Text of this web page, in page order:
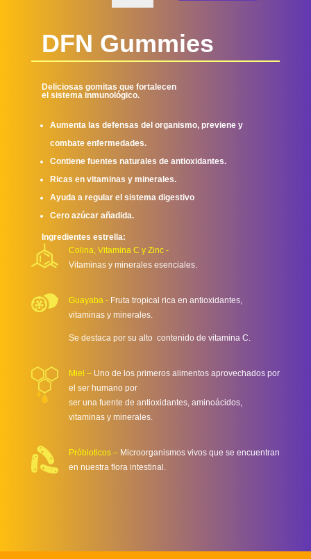
DFN Gummies
Deliciosas gomitas que fortalecen
el sistema inmunológico.
Aumenta las defensas del organismo, previene y
combate enfermedades.
Contiene fuentes naturales de antioxidantes.
Ricas en vitaminas y minerales.
Ayuda a regular el sistema digestivo
Cero azúcar añadida.
Ingredientes estrella:
Colina, Vitamina C y Zinc -
Vitaminas y minerales esenciales.
Guayaba -Fruta tropical rica en antioxidantes,
vitaminas y minerales.
Se destaca por su alto contenido de vitamina C.
Miel –Uno de los primeros alimentos aprovechados por
el ser humano por
ser una fuente de antioxidantes, aminoácidos,
vitaminas y minerales.
Próbioticos –Microorganismos vivos que se encuentran
en nuestra flora intestinal.